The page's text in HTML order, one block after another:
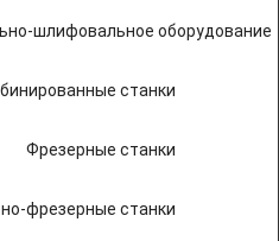
шлифовальное оборудование
станки
Фрезерные станки
фрезерные станки